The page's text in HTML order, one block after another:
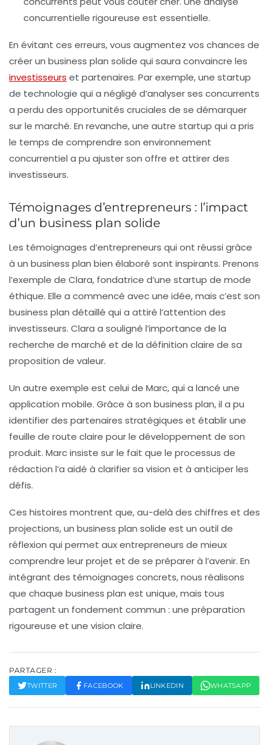
concurrentielle rigoureuse est essentielle.
En évitant ces erreurs, vous augmentez vos chances de
créer un business plan solide qui saura convaincre les
investisseurs et partenaires. Par exemple, une startup
de technologie qui a négligé d’analyser ses concurrents
a perdu des opportunités cruciales de se démarquer
sur le marché. En revanche, une autre startup qui a pris
le temps de comprendre son environnement
concurrentiel a pu ajuster son offre et attirer des
investisseurs.
Témoignages d’entrepreneurs : l’impact
d’un business plan solide
Les témoignages d’entrepreneurs qui ont réussi grâce
à un business plan bien élaboré sont inspirants. Prenons
l’exemple de Clara, fondatrice d’une startup de mode
éthique. Elle a commencé avec une idée, mais c’est son
business plan détaillé qui a attiré l’attention des
investisseurs. Clara a souligné l’importance de la
recherche de marché et de la définition claire de sa
proposition de valeur.
Un autre exemple est celui de Marc, qui a lancé une
application mobile. Grâce à son business plan, il a pu
identifier des partenaires stratégiques et établir une
feuille de route claire pour le développement de son
produit. Marc insiste sur le fait que le processus de
rédaction l’a aidé à clarifier sa vision et à anticiper les
défis.
Ces histoires montrent que, au-delà des chiffres et des
projections, un business plan solide est un outil de
réflexion qui permet aux entrepreneurs de mieux
comprendre leur projet et de se préparer à l’avenir. En
intégrant des témoignages concrets, nous réalisons
que chaque business plan est unique, mais tous
partagent un fondement commun : une préparation
rigoureuse et une vision claire.
PARTAGER :
TWITTER FACEBOOK LINKEDIN WHATSAPP